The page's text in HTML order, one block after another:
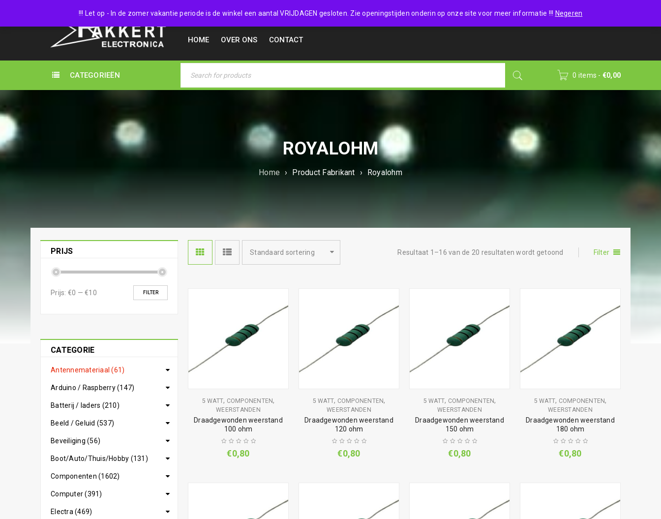
!!! Let op - In de zomer vakantie periode is de winkel een aantal VRIJDAGEN gesloten. Zie openingstijden onderin op onze site voor meer informatie !!! Negeren
038 4532357 Wishlist (0)
HOME OVER ONS CONTACT
CATEGORIEËN 0 items - €0,00
ROYALOHM
Home › Product Fabrikant › Royalohm
PRIJS
FILTER
Prijs: €0 — €10
CATEGORIE
Antennemateriaal (61)
Arduino / Raspberry (147)
Batterij / laders (210)
Beeld / Geluid (537)
Beveiliging (56)
Boot/Auto/Thuis/Hobby (131)
Componenten (1602)
Computer (391)
Electra (469)
Filter
Resultaat 1–16 van de 20 resultaten wordt getoond
Standaard sortering
5 WATT, COMPONENTEN,
WEERSTANDEN
Draadgewonden weerstand
100 ohm
€0,80
5 WATT, COMPONENTEN,
WEERSTANDEN
Draadgewonden weerstand
120 ohm
€0,80
5 WATT, COMPONENTEN,
WEERSTANDEN
Draadgewonden weerstand
150 ohm
€0,80
5 WATT, COMPONENTEN,
WEERSTANDEN
Draadgewonden weerstand
180 ohm
€0,80